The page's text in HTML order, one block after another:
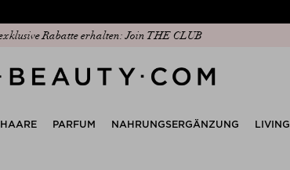
Rabatte erhalten: Join THE CLUB
neuen Edit: The Anniversary Edit
HAARE PARFUM NAHRUNGSERGÄNZUNG LIVING